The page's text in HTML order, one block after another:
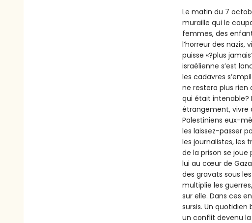
Le matin du 7
muraille qui le
femmes, des
l’horreur des
puisse «?plus
israélienne s’est
les cadavres
ne restera plus rien
qui était intenable?
étrangement, vivre
Palestiniens eux-
les laissez-passer
les journalistes, les
de la prison se
lui au cœur de
des gravats sous
multiplie les
sur elle. Dans ces
sursis. Un
un conflit devenu